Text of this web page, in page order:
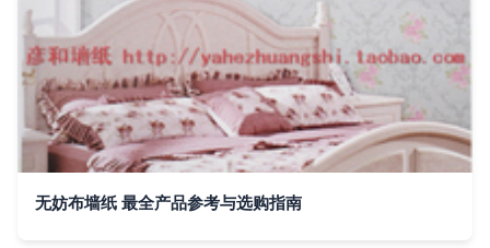
无妨布墙纸 最全产品参考与选购指南